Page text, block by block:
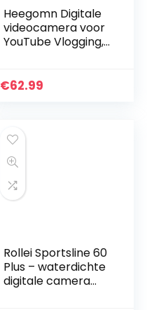
Heegomn Digitale
videocamera voor
YouTube Vlogging,
voor
€62.99
Rollei Sportsline 60
Plus – waterdichte
digitale camera